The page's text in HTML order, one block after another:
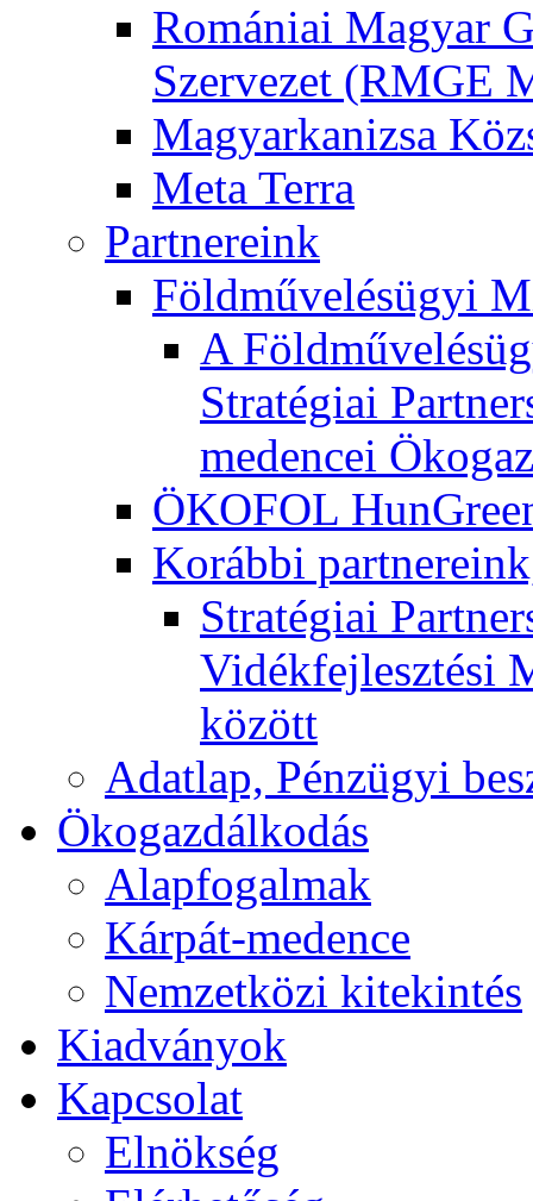
Romániai Magyar
Szervezet (RMGE
Magyarkanizsa
Meta Terra
Partnereink
Földművelésügyi
A
Stratégiai
medencei
ÖKOFOL
Korábbi
Stratégiai
Vidékfejlesztési
között
Adatlap, Pénzügyi
Ökogazdálkodás
Alapfogalmak
Kárpát-medence
Nemzetközi kitekintés
Kiadványok
Kapcsolat
Elnökség